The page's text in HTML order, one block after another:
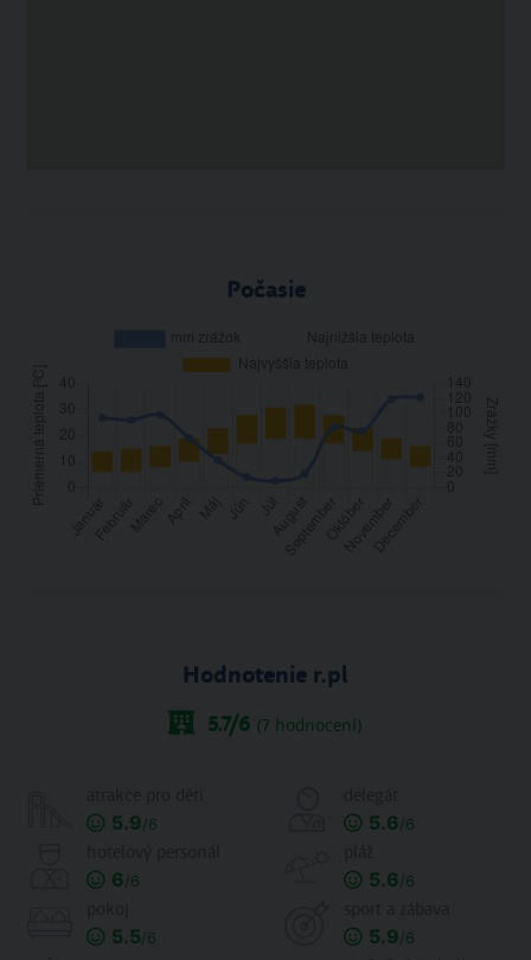
Počasie
Hodnotenie r.pl
5.7/6 (7 hodnocení)
5.9/6 5.6/6
6/6 5.6/6
5.5/6 5.9/6